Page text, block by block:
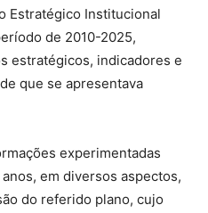
Estratégico Institucional
de 2010-2025,
estratégicos, indicadores e
que se apresentava
experimentadas
em diversos aspectos,
do referido plano, cujo